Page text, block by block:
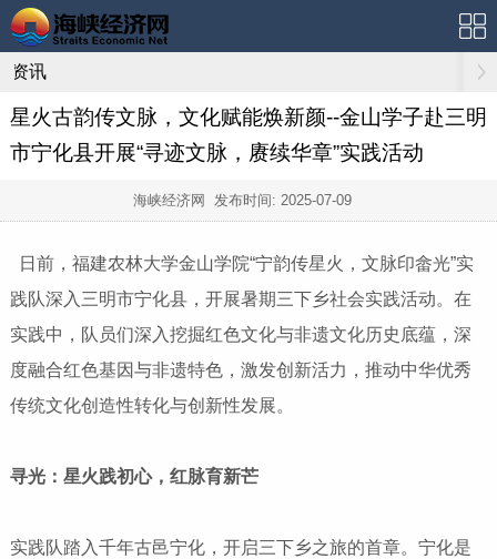
资讯
星火古韵传文脉，文化赋能焕新颜--金山学子赴三明
市宁化县开展“寻迹文脉，赓续华章”实践活动
海峡经济网 发布时间: 2025-07-09
日前，福建农林大学金山学院“宁韵传星火，文脉印畲光”实
践队深入三明市宁化县，开展暑期三下乡社会实践活动。在
实践中，队员们深入挖掘红色文化与非遗文化历史底蕴，深
度融合红色基因与非遗特色，激发创新活力，推动中华优秀
传统文化创造性转化与创新性发展。
寻光：星火践初心，红脉育新芒
实践队踏入千年古邑宁化，开启三下乡之旅的首章。宁化是